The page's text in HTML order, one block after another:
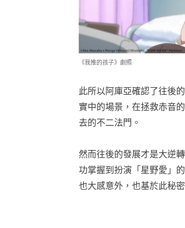
《我推的孩子》劇照
此所以阿庫亞確認了往後
實中的場景，在拯救赤音
去的不二法門。
然而往後的發展才是大逆
功掌握到扮演「星野愛」
也大感意外，也基於此秘